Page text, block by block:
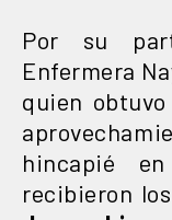
Por su
Enfermera
quien
hincapié
recibieron